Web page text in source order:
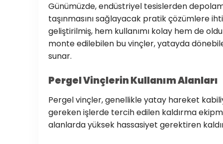
Günümüzde, endüstriyel tesislerden
taşınmasını sağlayacak pratik çözümlere
geliştirilmiş, hem kullanımı kolay hem de
monte edilebilen bu vinçler, yatayda
sunar.
Pergel Vinçlerin Kullanım Alanları
Pergel vinçler, genellikle yatay hareket
gereken işlerde tercih edilen kaldırma
alanlarda yüksek hassasiyet gerektiren